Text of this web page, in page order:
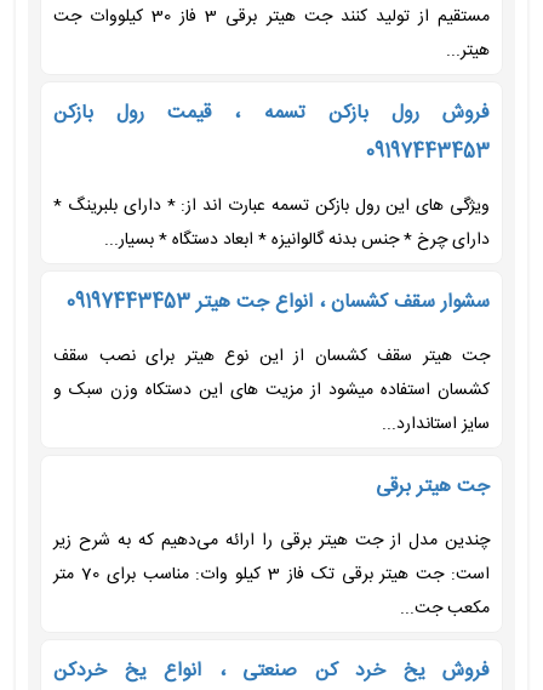
مستقیم از تولید کنند جت هیتر برقی 3 فاز 30 کیلووات جت
هیتر...
فروش رول بازکن تسمه ، قیمت رول بازکن
09197443453
ویژگی های این رول بازکن تسمه عبارت اند از: * دارای بلبرینگ *
دارای چرخ * جنس بدنه گالوانیزه * ابعاد دستگاه * بسیار...
سشوار سقف کشسان ، انواع جت هیتر 09197443453
جت هیتر سقف کشسان از این نوع هیتر برای نصب سقف
کشسان استفاده میشود از مزیت های این دستکاه وزن سبک و
سایز استاندارد...
جت هیتر برقی
چندین مدل از جت هیتر برقی را ارائه می‌دهیم که به شرح زیر
است: جت هیتر برقی تک فاز 3 کیلو وات: مناسب برای 70 متر
مکعب جت...
فروش یخ خرد کن صنعتی ، انواع یخ خردکن